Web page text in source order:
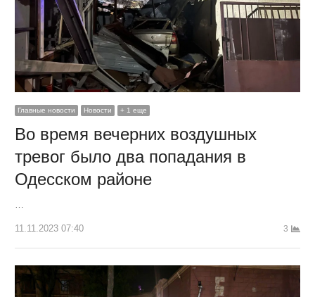
Главные новости Новости + 1 еще
Во время вечерних воздушных
тревог было два попадания в
Одесском районе
11.11.2023 07:40 3